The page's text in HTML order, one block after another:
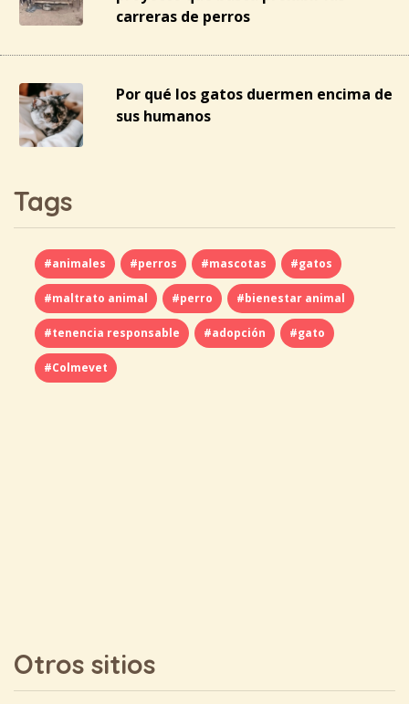
carreras de perros
Por qué los gatos duermen encima de
sus humanos
Tags
#animales #perros #mascotas #gatos
#maltrato animal #perro #bienestar animal
#tenencia responsable #adopción #gato
#Colmevet
Otros sitios